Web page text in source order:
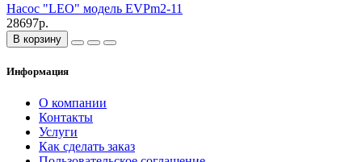
Насос "LEO" модель EVPm2-11
28697р.
В корзину
Информация
О компании
Контакты
Услуги
Как сделать заказ